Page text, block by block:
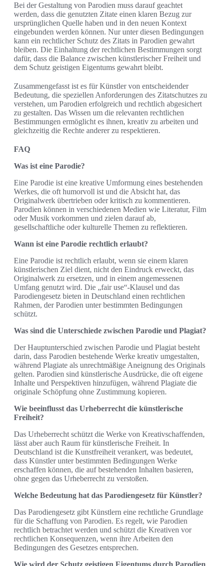
Bei der Gestaltung von Parodien muss darauf geachtet
werden, dass die genutzten Zitate einen klaren Bezug zur
ursprünglichen Quelle haben und in den neuen Kontext
eingebunden werden können. Nur unter diesen Bedingungen
kann ein rechtlicher Schutz des Zitats in Parodien gewahrt
bleiben. Die Einhaltung der rechtlichen Bestimmungen sorgt
dafür, dass die Balance zwischen künstlerischer Freiheit und
dem Schutz geistigen Eigentums gewahrt bleibt.
Zusammengefasst ist es für Künstler von entscheidender
Bedeutung, die speziellen Anforderungen des Zitatschutzes zu
verstehen, um Parodien erfolgreich und rechtlich abgesichert
zu gestalten. Das Wissen um die relevanten rechtlichen
Bestimmungen ermöglicht es ihnen, kreativ zu arbeiten und
gleichzeitig die Rechte anderer zu respektieren.
FAQ
Was ist eine Parodie?
Eine Parodie ist eine kreative Umformung eines bestehenden
Werkes, die oft humorvoll ist und die Absicht hat, das
Originalwerk übertrieben oder kritisch zu kommentieren.
Parodien können in verschiedenen Medien wie Literatur, Film
oder Musik vorkommen und zielen darauf ab,
gesellschaftliche oder kulturelle Themen zu reflektieren.
Wann ist eine Parodie rechtlich erlaubt?
Eine Parodie ist rechtlich erlaubt, wenn sie einem klaren
künstlerischen Ziel dient, nicht den Eindruck erweckt, das
Originalwerk zu ersetzen, und in einem angemessenen
Umfang genutzt wird. Die „fair use“-Klausel und das
Parodiengesetz bieten in Deutschland einen rechtlichen
Rahmen, der Parodien unter bestimmten Bedingungen
schützt.
Was sind die Unterschiede zwischen Parodie und Plagiat?
Der Hauptunterschied zwischen Parodie und Plagiat besteht
darin, dass Parodien bestehende Werke kreativ umgestalten,
während Plagiate als unrechtmäßige Aneignung des Originals
gelten. Parodien sind künstlerische Ausdrücke, die oft eigene
Inhalte und Perspektiven hinzufügen, während Plagiate die
originale Schöpfung ohne Zustimmung kopieren.
Wie beeinflusst das Urheberrecht die künstlerische
Freiheit?
Das Urheberrecht schützt die Werke von Kreativschaffenden,
lässt aber auch Raum für künstlerische Freiheit. In
Deutschland ist die Kunstfreiheit verankert, was bedeutet,
dass Künstler unter bestimmten Bedingungen Werke
erschaffen können, die auf bestehenden Inhalten basieren,
ohne gegen das Urheberrecht zu verstoßen.
Welche Bedeutung hat das Parodiengesetz für Künstler?
Das Parodiengesetz gibt Künstlern eine rechtliche Grundlage
für die Schaffung von Parodien. Es regelt, wie Parodien
rechtlich betrachtet werden und schützt die Kreativen vor
rechtlichen Konsequenzen, wenn ihre Arbeiten den
Bedingungen des Gesetzes entsprechen.
Wie wird der Schutz geistigen Eigentums durch Parodien